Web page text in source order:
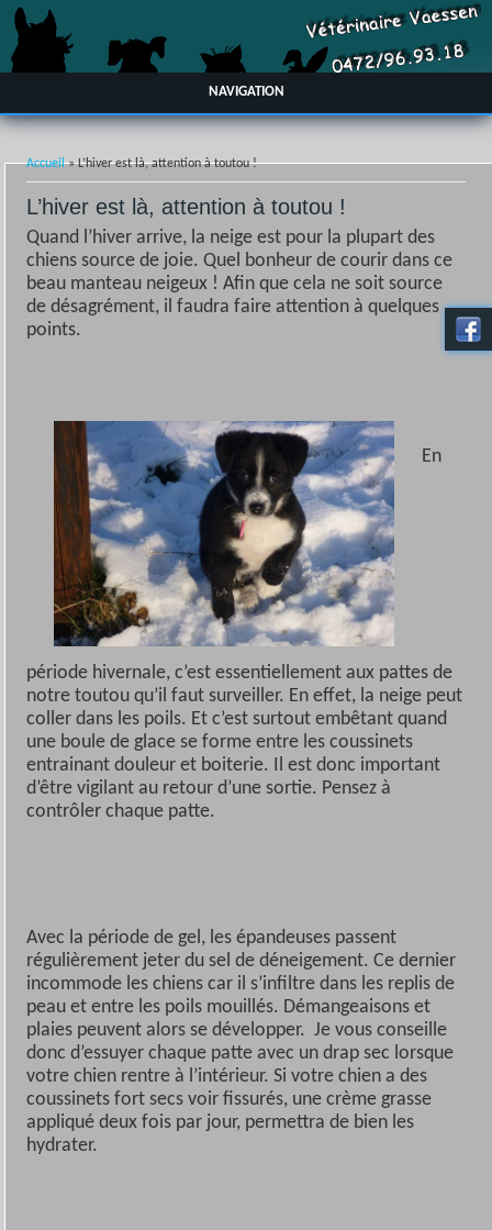
NAVIGATION
Accueil» L’hiver est là, attention à toutou !
L’hiver est là, attention à toutou !
Quand l’hiver arrive, la neige est pour la plupart des
chiens source de joie. Quel bonheur de courir dans ce
beau manteau neigeux ! Afin que cela ne soit source
de désagrément, il faudra faire attention à quelques
points.
En
période hivernale, c’est essentiellement aux pattes de
notre toutou qu’il faut surveiller. En effet, la neige peut
coller dans les poils. Et c’est surtout embêtant quand
une boule de glace se forme entre les coussinets
entrainant douleur et boiterie. Il est donc important
d’être vigilant au retour d’une sortie. Pensez à
contrôler chaque patte.
Avec la période de gel, les épandeuses passent
régulièrement jeter du sel de déneigement. Ce dernier
incommode les chiens car il s’infiltre dans les replis de
peau et entre les poils mouillés. Démangeaisons et
plaies peuvent alors se développer. Je vous conseille
donc d’essuyer chaque patte avec un drap sec lorsque
votre chien rentre à l’intérieur. Si votre chien a des
coussinets fort secs voir fissurés, une crème grasse
appliqué deux fois par jour, permettra de bien les
hydrater.